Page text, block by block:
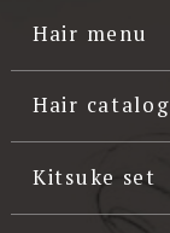
Hair menu
Hair catalog
Kitsuke set